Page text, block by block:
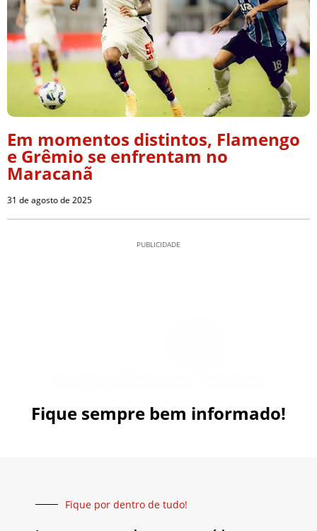
Em momentos distintos, Flamengo
e Grêmio se enfrentam no
Maracanã
31 de agosto de 2025
PUBLICIDADE
Fique sempre bem informado!
Fique por dentro de tudo!